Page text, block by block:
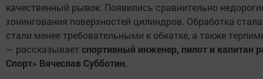
качественный рывок. Появились сравнительно
хонингования поверхностей цилиндров. Обработка
стали менее требовательными к обкатке, а также
— рассказываетспортивный инженер, пилот и капитан
Спорт» Вячеслав Субботин.